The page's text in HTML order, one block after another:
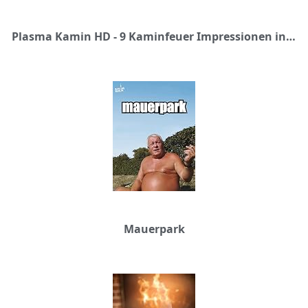
Plasma Kamin HD - 9 Kaminfeuer Impressionen in High Definition
Mauerpark